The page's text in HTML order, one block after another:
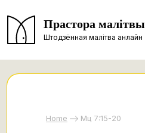
Прастора малітвы
Штодзённая малітва анлайн
Home Мц 7:15-20